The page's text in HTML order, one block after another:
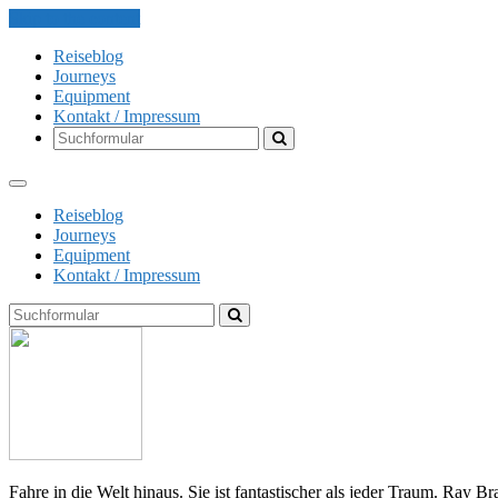
Reiseblog
Journeys
Equipment
Kontakt / Impressum
Search
Reiseblog
Journeys
Equipment
Kontakt / Impressum
Search
Fahre in die Welt hinaus. Sie ist fantastischer als jeder Traum. Ray